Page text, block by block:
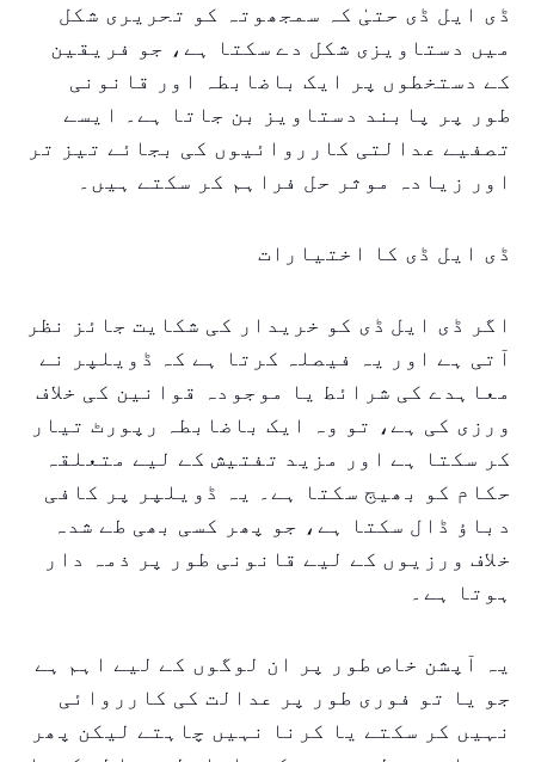
ڈی ایل ڈی حتیٰ کہ سمجھوتہ کو تحریری شکل
میں دستاویزی شکل دے سکتا ہے، جو فریقین
کے دستخطوں پر ایک باضابطہ اور قانونی
طور پر پابند دستاویز بن جاتا ہے۔ ایسے
تصفیے عدالتی کارروائیوں کی بجائے تیز تر
اور زیادہ موثر حل فراہم کر سکتے ہیں۔
ڈی ایل ڈی کا اختیارات
اگر ڈی ایل ڈی کو خریدار کی شکایت جائز نظر
آتی ہے اور یہ فیصلہ کرتا ہے کہ ڈویلپر نے
معاہدے کی شرائط یا موجودہ قوانین کی خلاف
ورزی کی ہے، تو وہ ایک باضابطہ رپورٹ تیار
کر سکتا ہے اور مزید تفتیش کے لیے متعلقہ
حکام کو بھیج سکتا ہے۔ یہ ڈویلپر پر کافی
دباؤ ڈال سکتا ہے، جو پھر کسی بھی طے شدہ
خلاف ورزیوں کے لیے قانونی طور پر ذمہ دار
ہوتا ہے۔
یہ آپشن خاص طور پر ان لوگوں کے لیے اہم ہے
جو یا تو فوری طور پر عدالت کی کارروائی
نہیں کر سکتے یا کرنا نہیں چاہتے لیکن پھر